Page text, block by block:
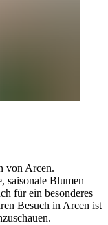
von Arcen.
saisonale Blumen
für ein besonderes
Besuch in Arcen ist